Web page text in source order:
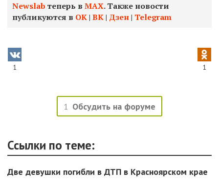
Newslab теперь в МАХ. Также новости
публикуются в ОК| ВК| Дзен| Telegram
1 1
1 Обсудить на форуме
Ссылки по теме:
Две девушки погибли в ДТП в Красноярском крае